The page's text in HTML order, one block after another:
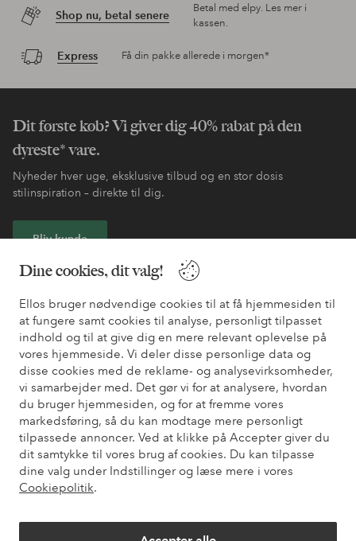
Dine cookies, dit valg!
Ellos bruger nødvendige cookies til at få hjemmesiden til
at fungere samt cookies til analyse, personligt tilpasset
indhold og til at give dig en mere relevant oplevelse på
vores hjemmeside. Vi deler disse personlige data og
disse cookies med de reklame- og analysevirksomheder,
vi samarbejder med. Det gør vi for at analysere, hvordan
du bruger hjemmesiden, og for at fremme vores
markedsføring, så du kan modtage mere personligt
tilpassede annoncer. Ved at klikke på Accepter giver du
dit samtykke til vores brug af cookies. Du kan tilpasse
dine valg under Indstillinger og læse mere i vores
Cookiepolitik.
Shop nu, betal senere
Betal med elpy. Les mer i
kassen.
Express Få din pakke allerede i morgen*
Dit første køb? Vi giver dig 40% rabat på den
dyreste* vare.
Nyheder hver uge, eksklusive tilbud og en stor dosis
stilinspiration – direkte til dig.
Bliv kunde
* Se tilbudsbetingelser ved registrering
Har du brug for hjælp?
Du kan finde svar på de oftest stillede spørgsmål i vores FAQ.
Du kan også finde oplysninger om, hvordan du kontakter os.
Kundeservice Bestilling Betalingsmåde
Mine sider